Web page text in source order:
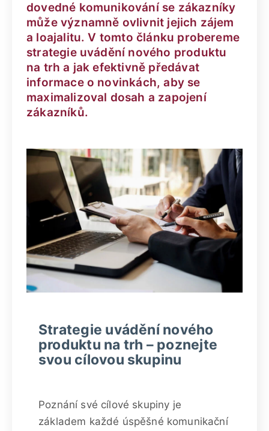
dovedné komunikování se zákazníky
může významně ovlivnit jejich zájem
a loajalitu. V tomto článku probereme
strategie uvádění nového produktu
na trh a jak efektivně předávat
informace o novinkách, aby se
maximalizoval dosah a zapojení
zákazníků.
Strategie uvádění nového
produktu na trh – poznejte
svou cílovou skupinu
Poznání své cílové skupiny je
základem každé úspěšné komunikační